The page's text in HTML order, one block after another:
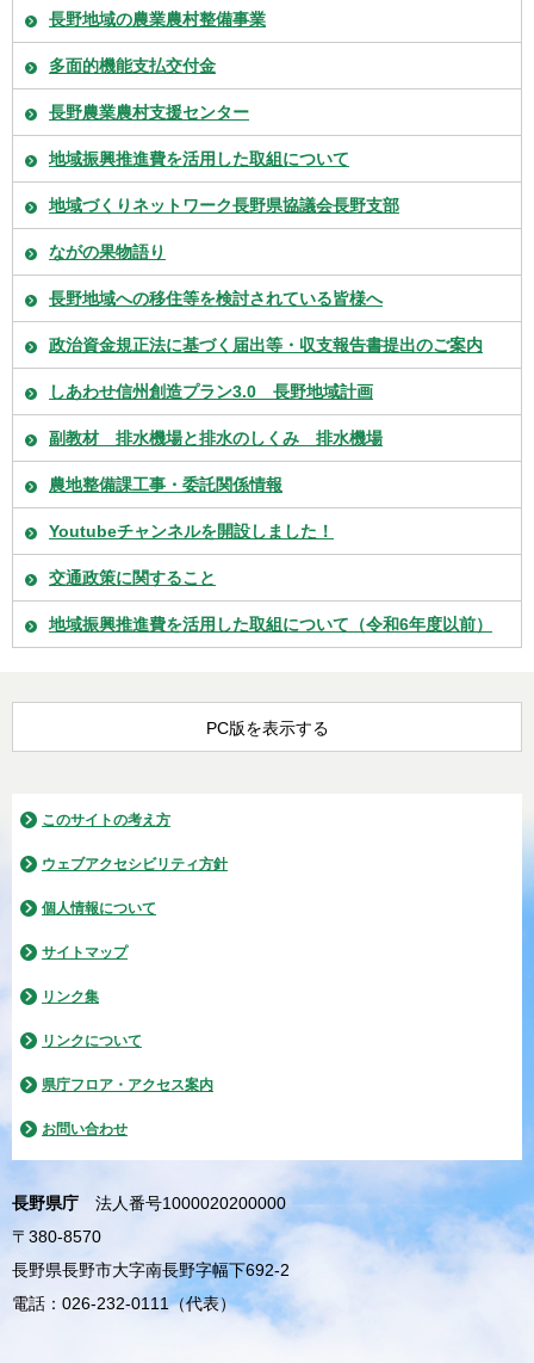
長野地域の農業農村整備事業
多面的機能支払交付金
長野農業農村支援センター
地域振興推進費を活用した取組について
地域づくりネットワーク長野県協議会長野支部
ながの果物語り
長野地域への移住等を検討されている皆様へ
政治資金規正法に基づく届出等・収支報告書提出のご案内
しあわせ信州創造プラン3.0 長野地域計画
副教材 排水機場と排水のしくみ 排水機場
農地整備課工事・委託関係情報
Youtubeチャンネルを開設しました！
交通政策に関すること
地域振興推進費を活用した取組について（令和6年度以前）
PC版を表示する
このサイトの考え方
ウェブアクセシビリティ方針
個人情報について
サイトマップ
リンク集
リンクについて
県庁フロア・アクセス案内
お問い合わせ
長野県庁
法人番号1000020200000
〒380-8570
長野県長野市大字南長野字幅下692-2
電話：026-232-0111（代表）